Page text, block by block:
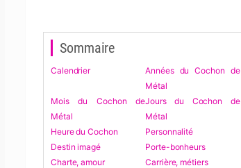
Sommaire
Calendrier
Années du Cochon de
Métal
Mois du Cochon de
Métal
Jours du Cochon de
Métal
Heure du Cochon
Personnalité
Destin imagé
Porte-bonheurs
Charte, amour
Carrière, métiers